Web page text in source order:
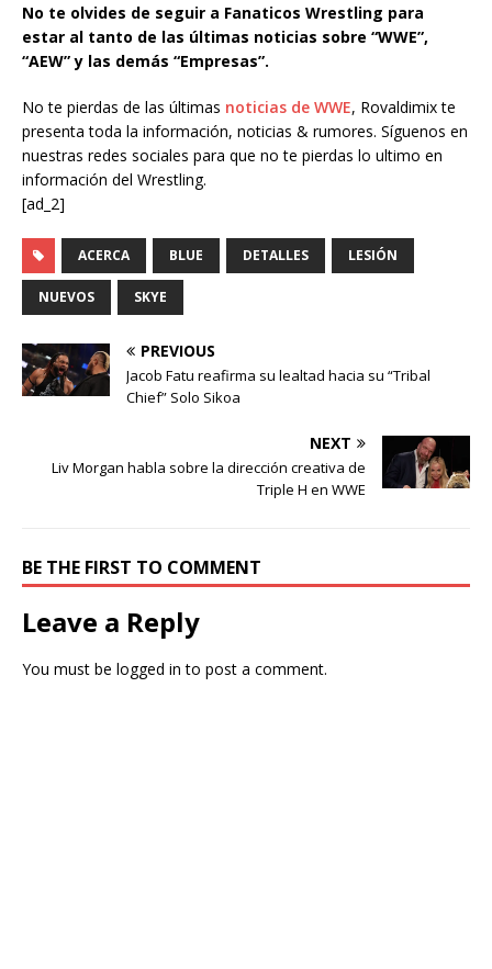
No te olvides de seguir a Fanaticos Wrestling para
estar al tanto de las últimas noticias sobre “WWE”,
“AEW” y las demás “Empresas”.
No te pierdas de las últimas noticias de WWE, Rovaldimix te
presenta toda la información, noticias & rumores. Síguenos en
nuestras redes sociales para que no te pierdas lo ultimo en
información del Wrestling.
[ad_2]
ACERCA BLUE DETALLES LESIÓN
NUEVOS SKYE
PREVIOUS
Jacob Fatu reafirma su lealtad hacia su “Tribal
Chief” Solo Sikoa
NEXT
Liv Morgan habla sobre la dirección creativa de
Triple H en WWE
BE THE FIRST TO COMMENT
Leave a Reply
You must be logged in to post a comment.